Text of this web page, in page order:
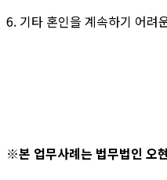
6. 기타 혼인을 계속하기 어려
※본 업무사례는 법무법인 오